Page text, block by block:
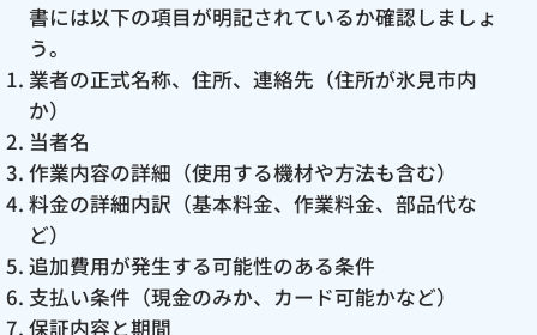
書には以下の項目が明記されているか確認しましょ
う。
業者の正式名称、住所、連絡先（住所が氷見市内
か）
当者名
作業内容の詳細（使用する機材や方法も含む）
料金の詳細内訳（基本料金、作業料金、部品代な
ど）
追加費用が発生する可能性のある条件
支払い条件（現金のみか、カード可能かなど）
保証内容と期間